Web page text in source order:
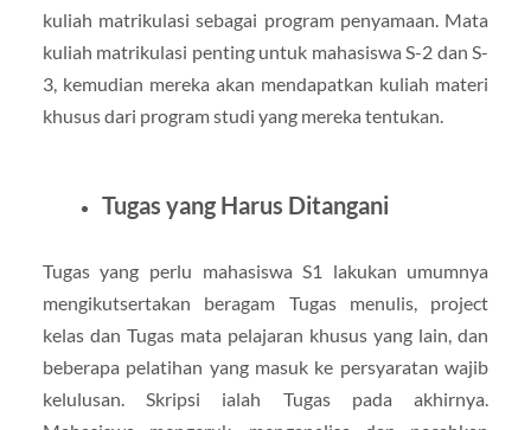
kuliah matrikulasi sebagai program penyamaan. Mata
kuliah matrikulasi penting untuk mahasiswa S-2 dan S-
3, kemudian mereka akan mendapatkan kuliah materi
khusus dari program studi yang mereka tentukan.
Tugas yang Harus Ditangani
Tugas yang perlu mahasiswa S1 lakukan umumnya
mengikutsertakan beragam Tugas menulis, project
kelas dan Tugas mata pelajaran khusus yang lain, dan
beberapa pelatihan yang masuk ke persyaratan wajib
kelulusan. Skripsi ialah Tugas pada akhirnya.